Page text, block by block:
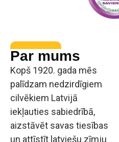
Par mums
Kopš 1920. gada mēs
palīdzam nedzirdīgiem
cilvēkiem Latvijā
iekļauties sabiedrībā,
aizstāvēt savas tiesības
un attīstīt latviešu zīmju